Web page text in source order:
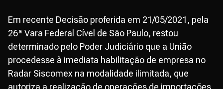
Em recente Decisão proferida em 21/05/2021, pela
26ª Vara Federal Cível de São Paulo, restou
determinado pelo Poder Judiciário que a União
procedesse à imediata habilitação de empresa no
Radar Siscomex na modalidade ilimitada, que
autoriza a realização de operações de importações